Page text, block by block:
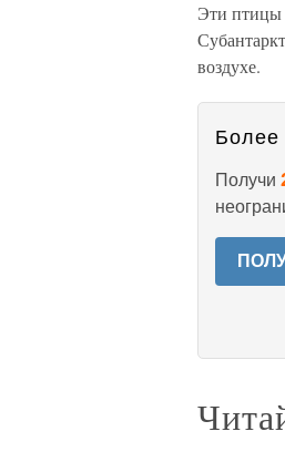
Эти птицы
воздухе.
Более
Получи